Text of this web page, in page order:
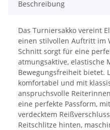
Beschreibung
Das Turniersakko vereint
einen stilvollen Auftritt im
Schnitt sorgt für eine
atmungsaktive, elastische
Bewegungsfreiheit bietet.
komfortabel und mit
anspruchsvolle
eine perfekte Passform,
verdecktem
Reitschlitze hinten,